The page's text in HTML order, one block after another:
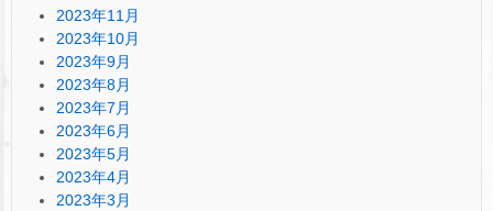
2023年11月
2023年10月
2023年9月
2023年8月
2023年7月
2023年6月
2023年5月
2023年4月
2023年3月